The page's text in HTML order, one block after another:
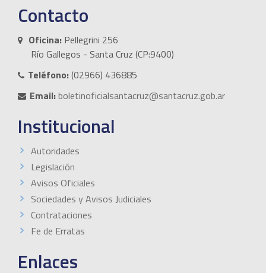
Contacto
Oficina: Pellegrini 256
Río Gallegos - Santa Cruz (CP:9400)
Teléfono:(02966) 436885
Email:boletinoficialsantacruz@santacruz.gob.ar
Institucional
Autoridades
Legislación
Avisos Oficiales
Sociedades y Avisos Judiciales
Contrataciones
Fe de Erratas
Enlaces